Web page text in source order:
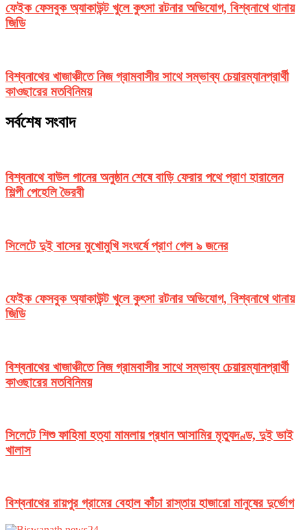
ফেইক ফেসবুক অ্যাকাউন্ট খুলে কুৎসা রটনার অভিযোগ, বিশ্বনাথে থানায়
জিডি
বিশ্বনাথের খাজাঞ্চীতে নিজ গ্রামবাসীর সাথে সম্ভাব্য চেয়ারম্যানপ্রার্থী
কাওছারের মতবিনিময়
সর্বশেষ সংবাদ
বিশ্বনাথে বাউল গানের অনুষ্ঠান শেষে বাড়ি ফেরার পথে প্রাণ হারালেন
শিল্পী পেহেলি ভৈরবী
সিলেটে দুই বাসের মুখোমুখি সংঘর্ষে প্রাণ গেল ৯ জনের
ফেইক ফেসবুক অ্যাকাউন্ট খুলে কুৎসা রটনার অভিযোগ, বিশ্বনাথে থানায়
জিডি
বিশ্বনাথের খাজাঞ্চীতে নিজ গ্রামবাসীর সাথে সম্ভাব্য চেয়ারম্যানপ্রার্থী
কাওছারের মতবিনিময়
সিলেটে শিশু ফাহিমা হত্যা মামলায় প্রধান আসামির মৃত্যুদণ্ড, দুই ভাই
খালাস
বিশ্বনাথের রায়পুর গ্রামের বেহাল কাঁচা রাস্তায় হাজারো মানুষের দুর্ভোগ